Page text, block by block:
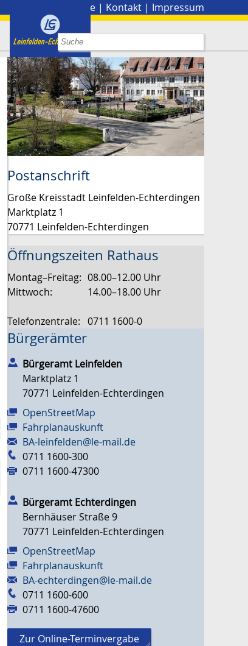
Presse | Kontakt | Impressum
Postanschrift
Große Kreisstadt Leinfelden-Echterdingen
Marktplatz 1
70771 Leinfelden-Echterdingen
Öffnungszeiten Rathaus
Montag–Freitag: 08.00–12.00 Uhr
Mittwoch:
14.00–18.00 Uhr
Telefonzentrale: 0711 1600-0
Bürgerämter
Bürgeramt Leinfelden
Marktplatz 1
70771 Leinfelden-Echterdingen
OpenStreetMap
Fahrplanauskunft
BA-leinfelden@le-mail.de
0711 1600-300
0711 1600-47300
Bürgeramt Echterdingen
Bernhäuser Straße 9
70771 Leinfelden-Echterdingen
OpenStreetMap
Fahrplanauskunft
BA-echterdingen@le-mail.de
0711 1600-600
0711 1600-47600
Zur Online-Terminvergabe